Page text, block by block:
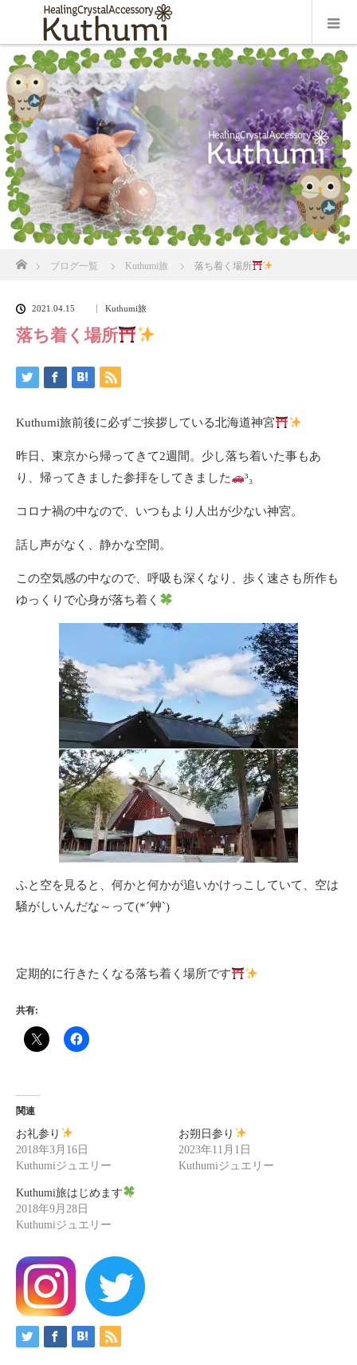
ブログ一覧 Kuthumi旅 落ち着く場所
2021.04.15 Kuthumi旅
落ち着く場所
Kuthumi旅前後に必ずご挨拶している北海道神宮
昨日、東京から帰ってきて2週間。少し落ち着いた事もあ
り、帰ってきました参拝をしてきました
³₃
コロナ禍の中なので、いつもより人出が少ない神宮。
話し声がなく、静かな空間。
この空気感の中なので、呼吸も深くなり、歩く速さも所作も
ゆっくりで心身が落ち着く
ふと空を見ると、何かと何かが追いかけっこしていて、空は
騒がしいんだな～って(*´艸`)
定期的に行きたくなる落ち着く場所です
共有:
関連
お礼参り
2018年3月16日
Kuthumiジュエリー
お朔日参り
2023年11月1日
Kuthumiジュエリー
Kuthumi旅はじめます
2018年9月28日
Kuthumiジュエリー